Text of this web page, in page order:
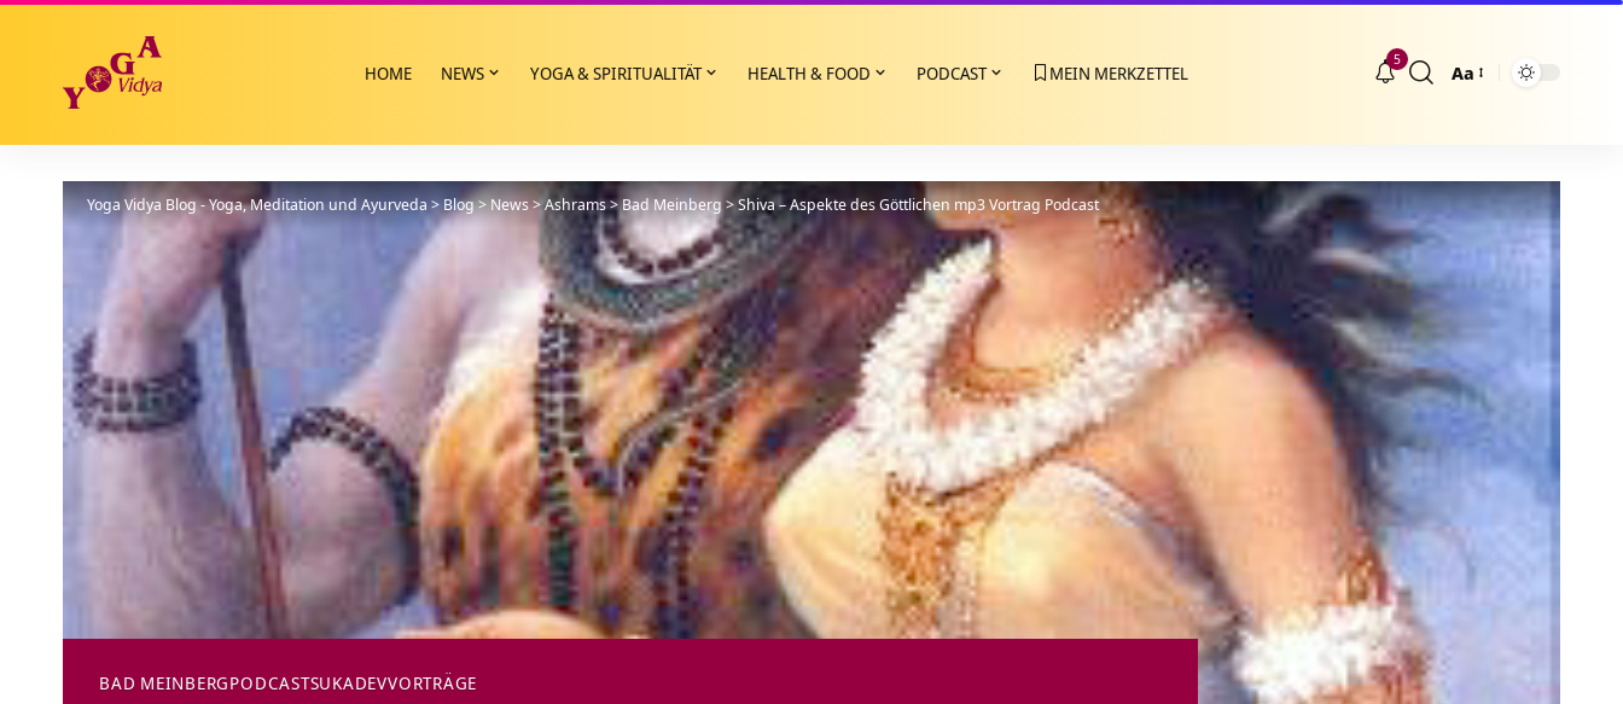
HOME NEWS YOGA & SPIRITUALITÄT HEALTH & FOOD PODCAST MEIN MERKZETTEL
5
Größenänderung
Aa
Yoga Vidya Blog - Yoga, Meditation und Ayurveda >Blog>News>Ashrams>Bad Meinberg >Shiva – Aspekte des Göttlichen mp3 Vortrag Podcast
BAD MEINBERGPODCASTSUKADEVVORTRÄGE